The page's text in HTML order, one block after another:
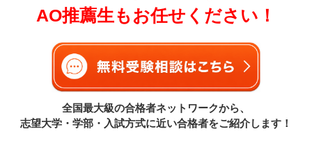
AO推薦生もお任せください！
全国最大級の合格者ネットワークから、
志望大学・学部・入試方式に近い合格者をご紹介します！